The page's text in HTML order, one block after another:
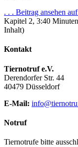
. . . Beitrag ansehen
Kapitel 2, 3:40
Inhalt)
Kontakt
Tiernotruf e.V.
Derendorfer Str. 44
40479 Düsseldorf
E-Mail:
Notruf
Tiernotrufe bitte